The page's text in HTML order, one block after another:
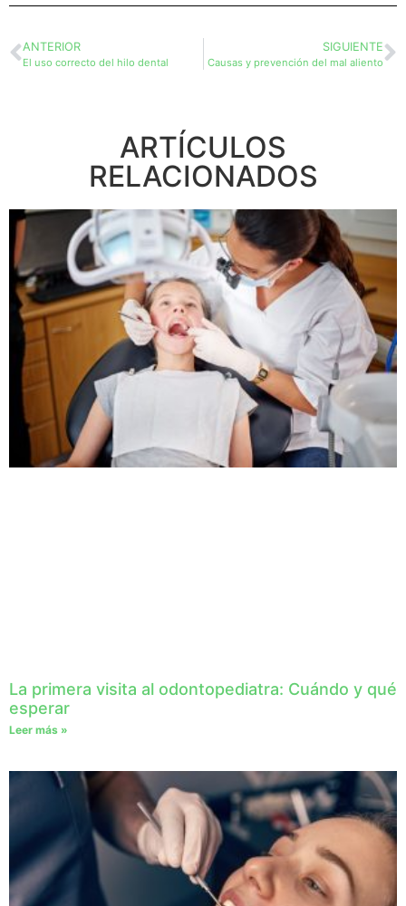
ANTERIOR
El uso correcto del hilo dental
SIGUIENTE
Causas y prevención del mal aliento
ARTÍCULOS
RELACIONADOS
La primera visita al odontopediatra: Cuándo y qué
esperar
Leer más »